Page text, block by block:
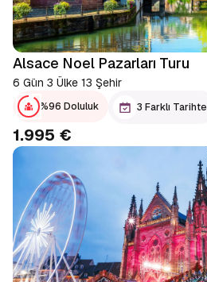
Alsace Noel Pazarları Turu
6 Gün 3 Ülke 13 Şehir
%96 Doluluk 3 Farklı Tarihte
1.995 €